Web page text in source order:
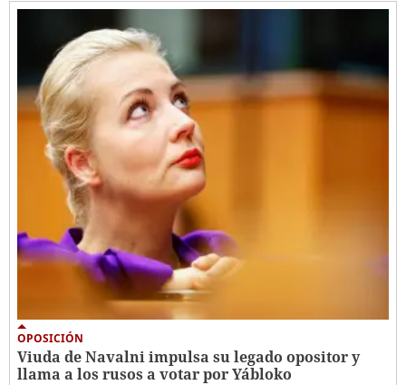
OPOSICIÓN
Viuda de Navalni impulsa su legado opositor y
llama a los rusos a votar por Yábloko